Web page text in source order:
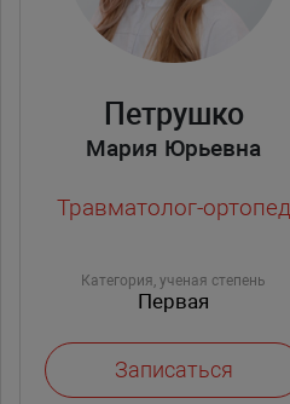
Петрушко
Мария Юрьевна
Травматолог-ортопед
Категория, ученая степень
Первая
Записаться